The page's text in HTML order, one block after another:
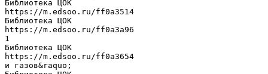
Библиотека ЦОК
https://m.edsoo.ru/ff0a3514
Библиотека ЦОК
https://m.edsoo.ru/ff0a3a96
1
Библиотека ЦОК
https://m.edsoo.ru/ff0a3654
и газов&raquo;